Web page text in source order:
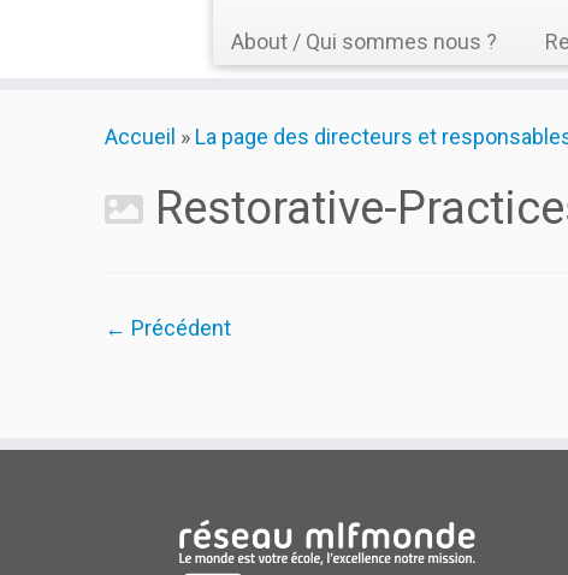
About / Qui sommes nous ?
Accueil » La page des directeurs et
Restorative-
← Précédent